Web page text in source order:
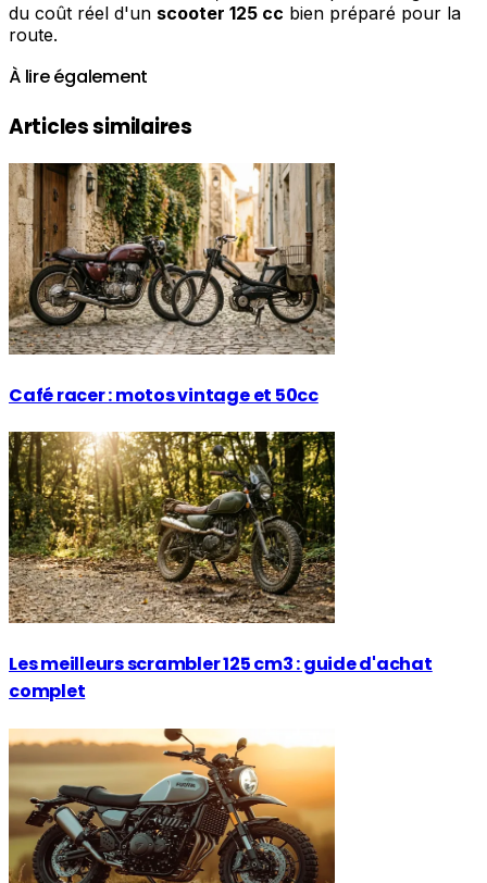
du coût réel d'un scooter 125 cc bien préparé pour la
route.
À lire également
Articles similaires
Café racer : motos vintage et 50cc
Les meilleurs scrambler 125 cm3 : guide d'achat
complet